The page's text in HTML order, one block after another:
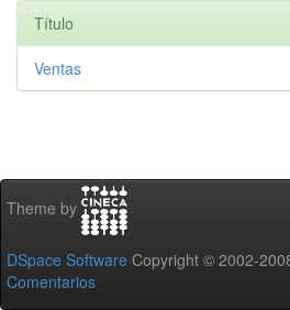
Título
Ventas
Theme by
DSpace Software Copyright © 2002-
Comentarios